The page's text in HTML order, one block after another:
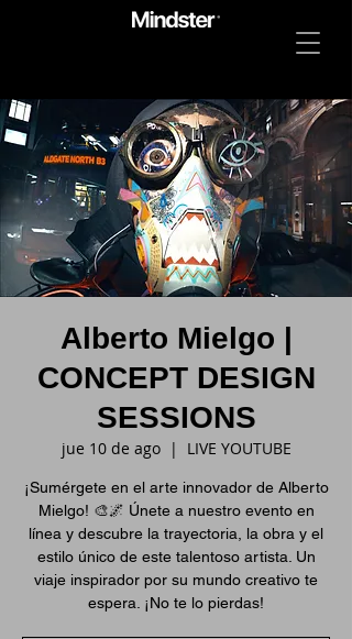
Alberto Mielgo |
CONCEPT DESIGN
SESSIONS
jue 10 de ago
  |
LIVE YOUTUBE
¡Sumérgete en el arte innovador de Alberto
Mielgo! 🎨🌌 Únete a nuestro evento en
línea y descubre la trayectoria, la obra y el
estilo único de este talentoso artista. Un
viaje inspirador por su mundo creativo te
espera. ¡No te lo pierdas!